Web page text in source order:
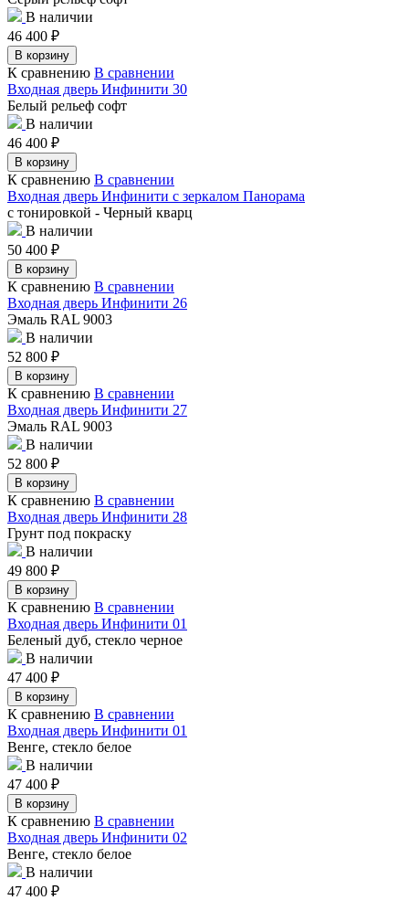
В наличии
46 400 ₽
В корзину
К сравнению В сравнении
Входная дверь Инфинити 30
Белый рельеф софт
В наличии
46 400 ₽
В корзину
К сравнению В сравнении
Входная дверь Инфинити с зеркалом Панорама
с тонировкой - Черный кварц
В наличии
50 400 ₽
В корзину
К сравнению В сравнении
Входная дверь Инфинити 26
Эмаль RAL 9003
В наличии
52 800 ₽
В корзину
К сравнению В сравнении
Входная дверь Инфинити 27
Эмаль RAL 9003
В наличии
52 800 ₽
В корзину
К сравнению В сравнении
Входная дверь Инфинити 28
Грунт под покраску
В наличии
49 800 ₽
В корзину
К сравнению В сравнении
Входная дверь Инфинити 01
Беленый дуб, стекло черное
В наличии
47 400 ₽
В корзину
К сравнению В сравнении
Входная дверь Инфинити 01
Венге, стекло белое
В наличии
47 400 ₽
В корзину
К сравнению В сравнении
Входная дверь Инфинити 02
Венге, стекло белое
В наличии
47 400 ₽